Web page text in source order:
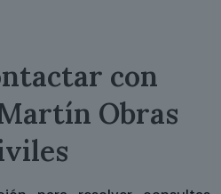
con
Obras